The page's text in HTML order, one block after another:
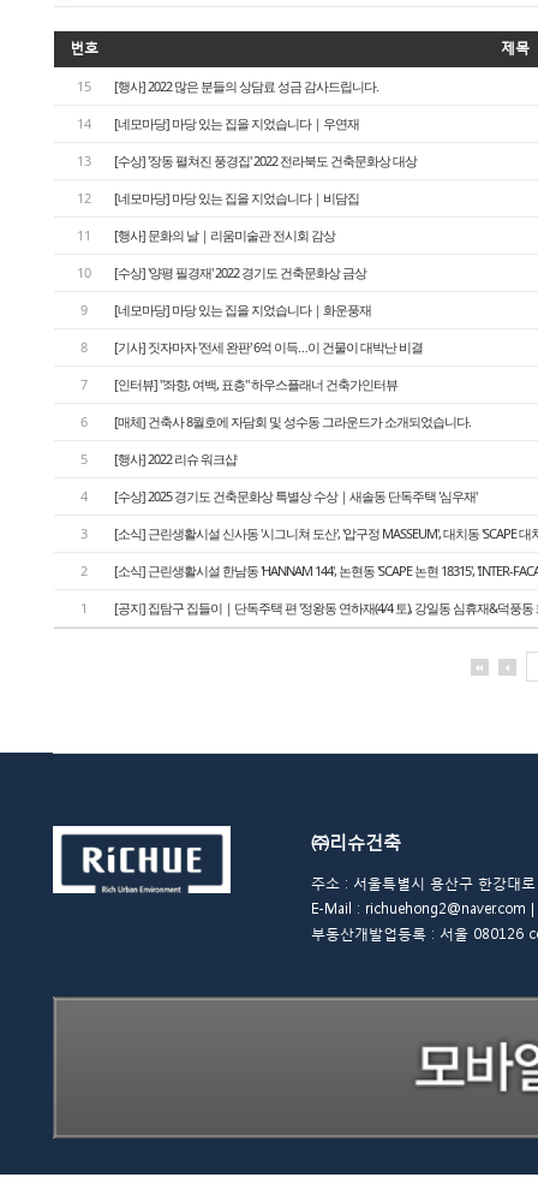
번호 제목
15 [행사] 2022 많은 분들의 상담료 성금 감사드립니다.
14 [네모마당] 마당 있는 집을 지었습니다｜우연재
13 [수상] '장동 펼쳐진 풍경집' 2022 전라북도 건축문화상 대상
12 [네모마당] 마당 있는 집을 지었습니다｜비담집
11 [행사] 문화의 날｜리움미술관 전시회 감상
10 [수상] '양평 필경재' 2022 경기도 건축문화상 금상
9 [네모마당] 마당 있는 집을 지었습니다｜화운풍재
8 [기사] 짓자마자 '전세 완판' 6억 이득…이 건물이 대박난 비결
7 [인터뷰] "좌향, 여백, 표층" 하우스플래너 건축가인터뷰
6 [매체] 건축사 8월호에 자담회 및 성수동 그라운드가 소개되었습니다.
5 [행사] 2022 리슈 워크샵
4 [수상] 2025 경기도 건축문화상 특별상 수상｜새솔동 단독주택 '심우재'
3 [소식] 근린생활시설 신사동 '시그니쳐 도산', '압구정 MASSEUM', 대치동 'SCAPE 대
2 [소식] 근린생활시설 한남동 'HANNAM 144', 논현동 'SCAPE 논현 18315', 'INTER-
1 [공지] 집탐구 집들이｜단독주택 편 '정왕동 연하재(4/4 토), 강일동 심휴재&덕풍동
㈜리슈건축
주소 : 서울특별시 용산구 한강대
E-Mail :
부동산개발업등록 : 서울 080126